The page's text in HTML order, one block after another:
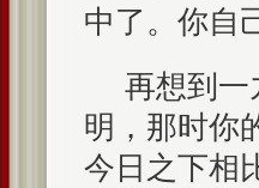
中了。你自
再想到一
明，那时你
今日之下相